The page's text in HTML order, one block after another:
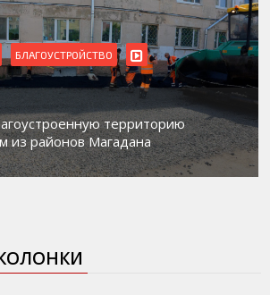
БЛАГОУСТРОЙСТВО
территорию
из районов Магадана